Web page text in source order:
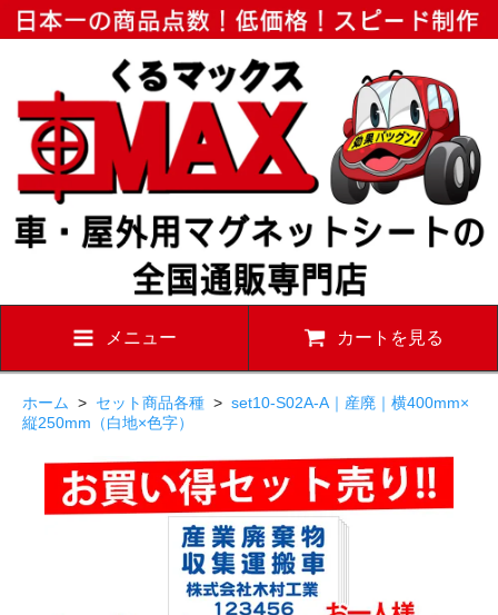
メニュー カートを見る
ホーム > セット商品各種 > set10-S02A-A｜産廃｜横400mm×
縦250mm（白地×色字）